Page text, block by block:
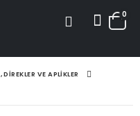
0
VE APLIKLER